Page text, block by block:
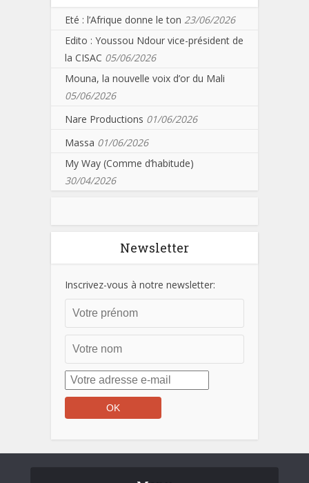
Eté : l’Afrique donne le ton 23/06/2026
Edito : Youssou Ndour vice-président de
la CISAC 05/06/2026
Mouna, la nouvelle voix d’or du Mali
05/06/2026
Nare Productions 01/06/2026
Massa 01/06/2026
My Way (Comme d’habitude)
30/04/2026
Newsletter
Inscrivez-vous à notre newsletter: